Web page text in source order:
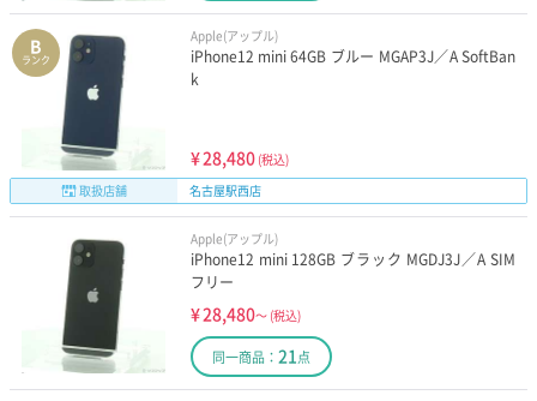
B
ランク
Apple(アップル)
iPhone12 mini 64GB ブルー MGAP3J／A SoftBan
k
¥28,480 (税込)
取扱店舗
名古屋駅西店
Apple(アップル)
iPhone12 mini 128GB ブラック MGDJ3J／A SIM
フリー
¥28,480～ (税込)
同一商品： 21点